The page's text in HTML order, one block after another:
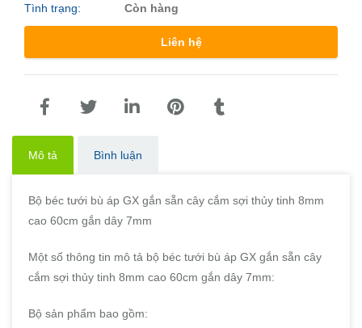
Tình trạng: Còn hàng
Liên hệ
Mô tả Bình luận
Bộ béc tưới bù áp GX gắn sẵn cây cắm sợi thủy tinh 8mm
cao 60cm gắn dây 7mm
Một số thông tin mô tả bộ béc tưới bù áp GX gắn sẵn cây
cắm sợi thủy tinh 8mm cao 60cm gắn dây 7mm:
Bộ sản phẩm bao gồm: